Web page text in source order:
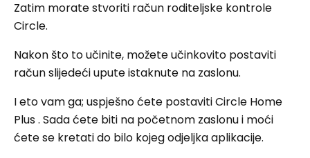
Zatim morate stvoriti račun roditeljske kontrole
Circle.
Nakon što to učinite, možete učinkovito postaviti
račun slijedeći upute istaknute na zaslonu.
I eto vam ga; uspješno ćete postaviti Circle Home
Plus . Sada ćete biti na početnom zaslonu i moći
ćete se kretati do bilo kojeg odjeljka aplikacije.